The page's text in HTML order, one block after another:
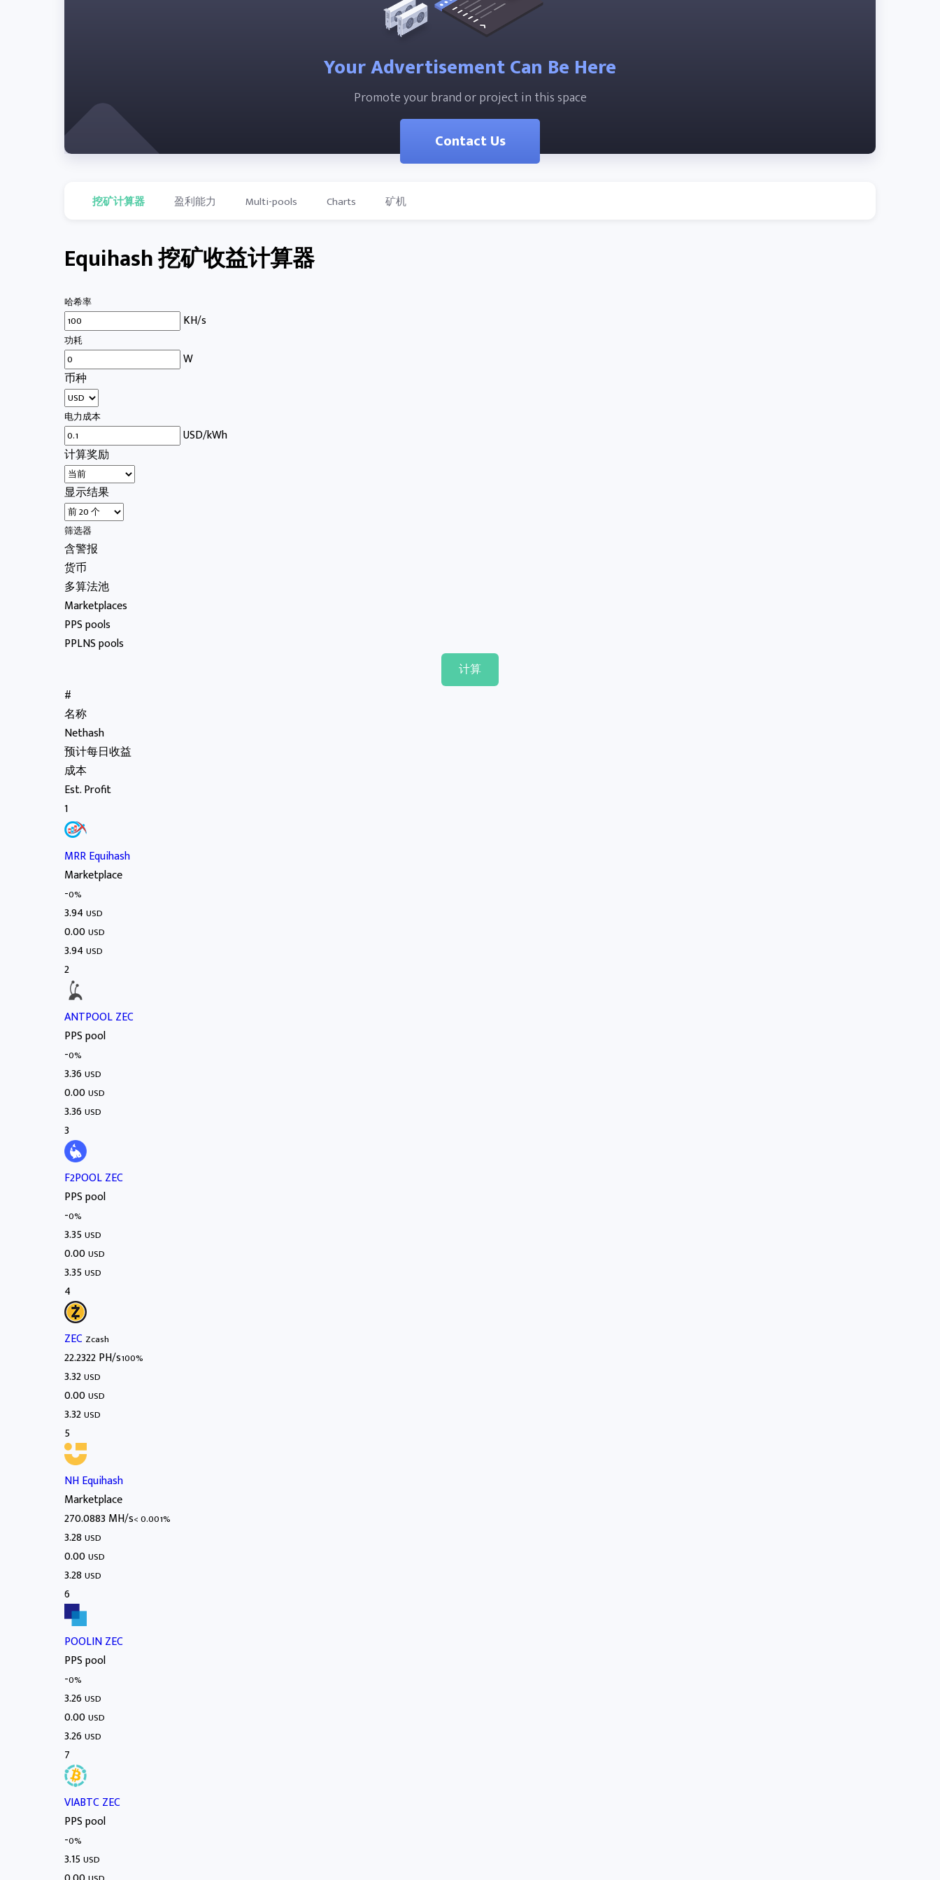
Your Advertisement Can Be Here
Promote your brand or project in this space
Contact Us
挖矿计算器 盈利能力 Multi-pools Charts 矿机
Equihash 挖矿收益计算器
哈希率
KH/s
功耗
W
币种
电力成本
USD/kWh
计算奖励
显示结果
筛选器
含警报
货币
多算法池
Marketplaces
PPS pools
PPLNS pools
#
名称
Nethash
预计每日收益
成本
Est. Profit
1
MRR Equihash
Marketplace
-0%
3.94 USD
0.00USD
3.94 USD
2
ANTPOOL ZEC
PPS pool
-0%
3.36USD
0.00USD
3.36USD
3
F2POOL ZEC
PPS pool
-0%
3.35USD
0.00USD
3.35USD
4
ZEC Zcash
22.2322 PH/s100%
3.32USD
0.00USD
3.32USD
5
NH Equihash
Marketplace
270.0883 MH/s< 0.001%
3.28 USD
0.00USD
3.28 USD
6
POOLIN ZEC
PPS pool
-0%
3.26USD
0.00USD
3.26USD
7
VIABTC ZEC
PPS pool
-0%
3.15USD